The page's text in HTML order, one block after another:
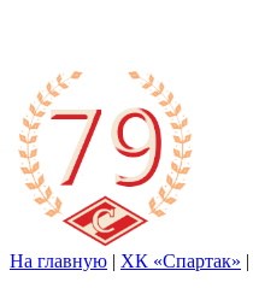
На главную | ХК «Спартак» |